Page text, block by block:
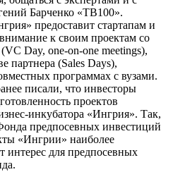
Барченко «ТВ100».
предоставит стартапам и
к своим проектам со
Day, one-on-one meetings),
партнера (Sales Days),
программах с вузами.
писали, что инвесторы
проектов
инкубатора «Ингрия». Так,
предпосевных инвестиций
«Ингрии» наиболее
интерес для предпосевных